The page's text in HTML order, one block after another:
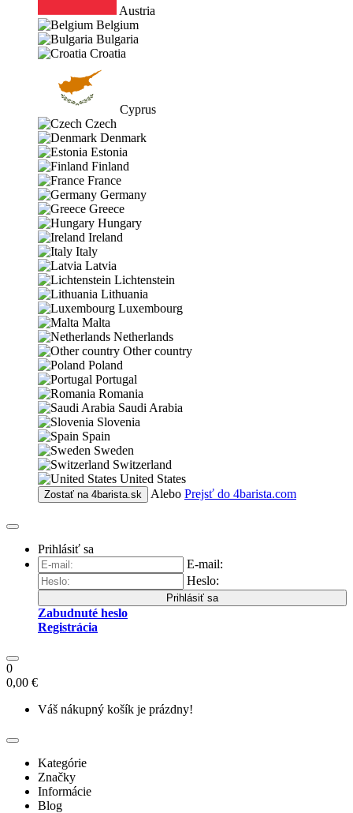
Austria
Belgium
Bulgaria
Croatia
Cyprus
Czech
Denmark
Estonia
Finland
France
Germany
Greece
Hungary
Ireland
Italy
Latvia
Lichtenstein
Lithuania
Luxembourg
Malta
Netherlands
Other country
Poland
Portugal
Romania
Saudi Arabia
Slovenia
Spain
Sweden
Switzerland
United States
Zostať na 4barista.sk Alebo Prejsť do 4barista.com
Prihlásiť sa
E-mail:
Heslo:
Prihlásiť sa
Zabudnuté heslo
Registrácia
0
0,00 €
Váš nákupný košík je prázdny!
Kategórie
Značky
Informácie
Blog